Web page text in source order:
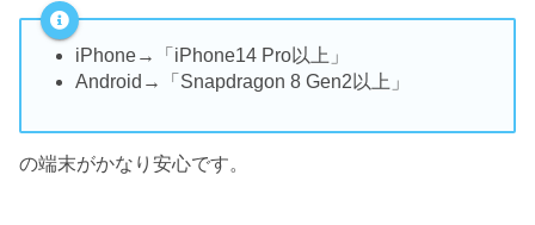
iPhone→「iPhone14 Pro以上」
Android→「Snapdragon 8 Gen2以上」
の端末がかなり安心です。